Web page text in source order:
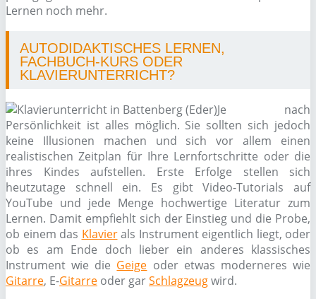
Lernen noch mehr.
AUTODIDAKTISCHES LERNEN,
FACHBUCH-KURS ODER
KLAVIERUNTERRICHT?
Je nach
Persönlichkeit ist alles möglich. Sie sollten sich jedoch
keine Illusionen machen und sich vor allem einen
realistischen Zeitplan für Ihre Lernfortschritte oder die
ihres Kindes aufstellen. Erste Erfolge stellen sich
heutzutage schnell ein. Es gibt Video-Tutorials auf
YouTube und jede Menge hochwertige Literatur zum
Lernen. Damit empfiehlt sich der Einstieg und die Probe,
ob einem das Klavierals Instrument eigentlich liegt, oder
ob es am Ende doch lieber ein anderes klassisches
Instrument wie die Geige oder etwas moderneres wie
Gitarre, E-Gitarre oder garSchlagzeugwird.